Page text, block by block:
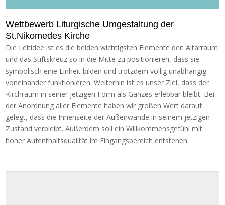
Wettbewerb Liturgische Umgestaltung der
St.Nikomedes Kirche
Die Leitidee ist es die beiden wichtigsten Elemente den Altarraum
und das Stiftskreuz so in die Mitte zu positionieren, dass sie
symbolisch eine Einheit bilden und trotzdem völlig unabhängig
voneinander funktionieren. Weiterhin ist es unser Ziel, dass der
Kirchraum in seiner jetzigen Form als Ganzes erlebbar bleibt. Bei
der Anordnung aller Elemente haben wir großen Wert darauf
gelegt, dass die Innenseite der Außenwände in seinem jetzigen
Zustand verbleibt. Außerdem soll ein Willkommensgefühl mit
hoher Aufenthaltsqualität im Eingangsbereich entstehen.